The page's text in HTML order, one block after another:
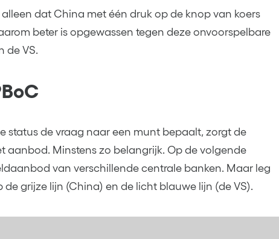
dat China met één druk op de knop van koers
beter is opgewassen tegen deze onvoorspelbare
de VS.
status de vraag naar een munt bepaalt, zorgt de
aanbod. Minstens zo belangrijk. Op de volgende
van verschillende centrale banken. Maar leg
de grijze lijn (China) en de licht blauwe lijn (de VS).